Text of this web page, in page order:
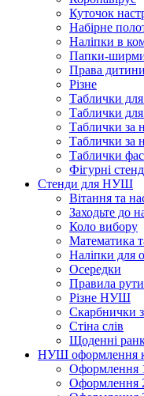
Куточок
Набірне
Наліпки в
Папки-
Права дитини
Різне
Таблички для
Таблички для
Таблички за
Таблички за
Таблички
Фігурні
Стенди для НУШ
Вітання та
Заходьте до
Коло вибору
Математика
Наліпки для
Осередки
Правила
Різне НУШ
Скарбнички
Стіна слів
Щоденні
НУШ оформлення
Оформлення
Оформлення